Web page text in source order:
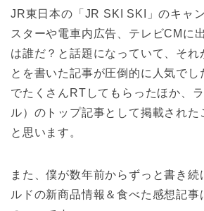
JR東日本の「JR SKI SKI」のキャ
スターや電車内広告、テレビCMに
は誰だ？と話題になっていて、それ
とを書いた記事が圧倒的に人気で
でたくさんRTしてもらったほか、
ル）のトップ記事として掲載された
と思います。
また、僕が数年前からずっと書き続
ルドの新商品情報＆食べた感想記事